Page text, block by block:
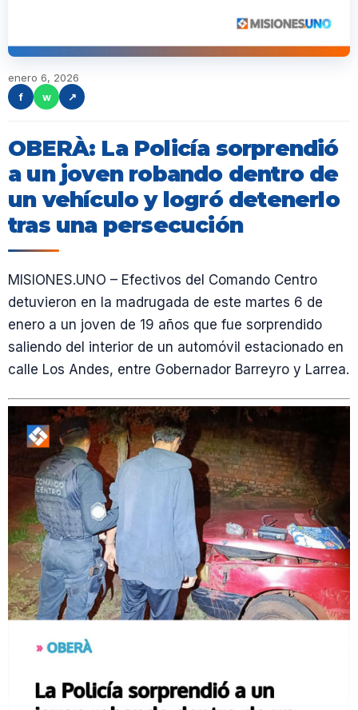
enero 6, 2026
f
w ↗
OBERÀ: La Policía sorprendió
a un joven robando dentro de
un vehículo y logró detenerlo
tras una persecución
MISIONES.UNO – Efectivos del Comando Centro
detuvieron en la madrugada de este martes 6 de
enero a un joven de 19 años que fue sorprendido
saliendo del interior de un automóvil estacionado en
calle Los Andes, entre Gobernador Barreyro y Larrea.